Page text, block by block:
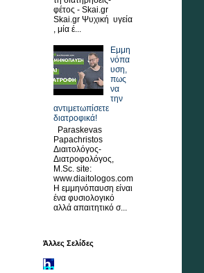
φέτος - Skai.gr
Skai.gr Ψυχική υγεία
, μία έ...
Εμμη
νόπα
υση,
πως
να
την
αντιμετωπίσετε
διατροφικά!
Paraskevas
Papachristos
Διαιτολόγος-
Διατροφολόγος,
M.Sc. site:
www.diaitologos.com
Η εμμηνόπαυση είναι
ένα φυσιολογικό
αλλά απαιτητικό σ...
Άλλες Σελίδες